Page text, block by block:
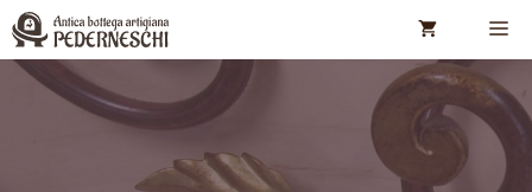
Vai
al
contenuto